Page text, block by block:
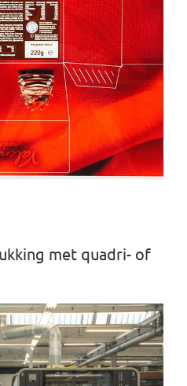
met quadri- of